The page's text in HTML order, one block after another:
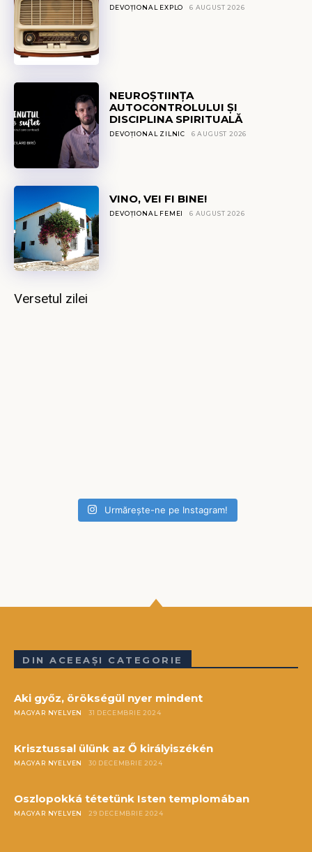
DEVOȚIONAL EXPLO 6 AUGUST 2026
NEUROȘTIINȚA
AUTOCONTROLULUI ȘI
DISCIPLINA SPIRITUALĂ
DEVOȚIONAL ZILNIC 6 AUGUST 2026
VINO, VEI FI BINE!
DEVOȚIONAL FEMEI 6 AUGUST 2026
Versetul zilei
Urmărește-ne pe Instagram!
DIN ACEEAȘI CATEGORIE
Aki győz, örökségül nyer mindent
MAGYAR NYELVEN 31 DECEMBRIE 2024
Krisztussal ülünk az Ő királyiszékén
MAGYAR NYELVEN 30 DECEMBRIE 2024
Oszlopokká tétetünk Isten templomában
MAGYAR NYELVEN 29 DECEMBRIE 2024